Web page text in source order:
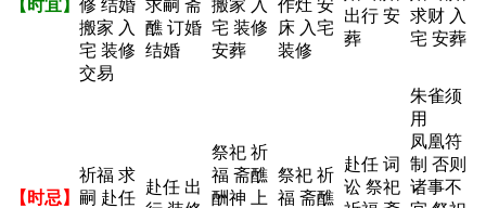
【时宜】 修 结婚
搬家 入
宅 装修
交易
求嗣 斋
醮 订婚
结婚
搬家 入
宅 装修
安葬
作灶 安
床 入宅
装修
出行 安
葬
求财 入
宅 安葬
【时忌】
祈福 求
嗣 赴任
赴任 出
祭祀 祈
福 斋醮
酬神 上
祭祀 祈
福 斋醮
赴任 词
讼 祭祀
朱雀须
用
凤凰符
制 否则
诸事不